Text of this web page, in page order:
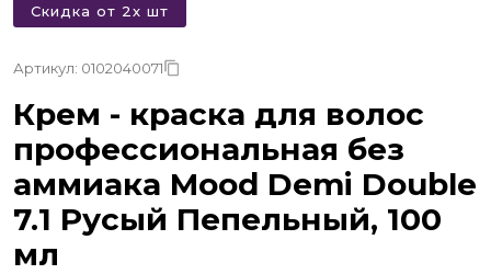
Скидка от 2х шт
Артикул: 0102040071
Крем - краска для волос
профессиональная без
аммиака Mood Demi Double
7.1 Русый Пепельный, 100
мл